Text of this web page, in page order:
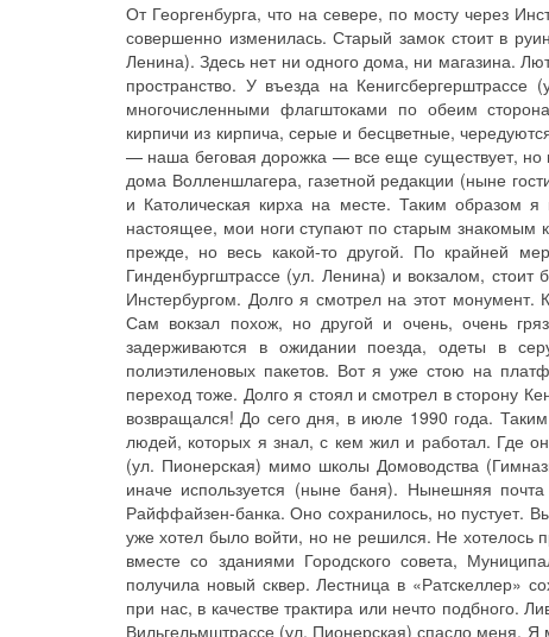
От Георгенбурга, что на севере, по мосту через
совершенно изменилась. Старый замок стоит в
Ленина). Здесь нет ни одного дома, ни магазина.
пространство. У въезда на
многочисленными флагштоками по обеим
кирпичи из кирпича, серые и бесцветные,
— наша беговая дорожка — все еще существует, но
дома Волленшлагера, газетной редакции (ныне
и Католическая кирха на месте. Таким образом
настоящее, мои ноги ступают по старым знакомым
прежде, но весь какой-то другой. По крайней
Гинденбургштрассе (ул. Ленина) и вокзалом,
Инстербургом. Долго я смотрел на этот
Сам вокзал похож, но другой и очень, очень
задерживаются в ожидании поезда, одеты в
полиэтиленовых пакетов. Вот я уже стою на
переход тоже. Долго я стоял и смотрел в сторону
возвращался! До сего дня, в июле 1990 года.
людей, которых я знал, с кем жил и работал. Где
(ул. Пионерская) мимо школы Домоводства
иначе используется (ныне баня). Нынешняя
Райффайзен-банка. Оно сохранилось, но пустует.
уже хотел было войти, но не решился. Не хотелось
вместе со зданиями Городского совета,
получила новый сквер. Лестница в «Ратскеллер»
при нас, в качестве трактира или нечто подбного.
Вильгельмштрассе (ул. Пионерская) спасло меня. Я